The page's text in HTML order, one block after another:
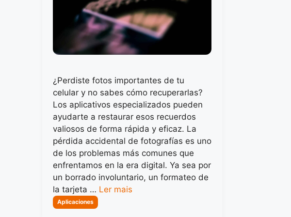
¿Perdiste fotos importantes de tu
celular y no sabes cómo recuperarlas?
Los aplicativos especializados pueden
ayudarte a restaurar esos recuerdos
valiosos de forma rápida y eficaz. La
pérdida accidental de fotografías es uno
de los problemas más comunes que
enfrentamos en la era digital. Ya sea por
un borrado involuntario, un formateo de
la tarjeta … Ler mais
Categorias
Aplicaciones